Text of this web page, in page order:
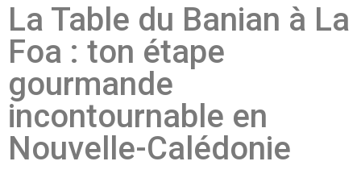
La Table du Banian à La
Foa : ton étape
gourmande
incontournable en
Nouvelle-Calédonie